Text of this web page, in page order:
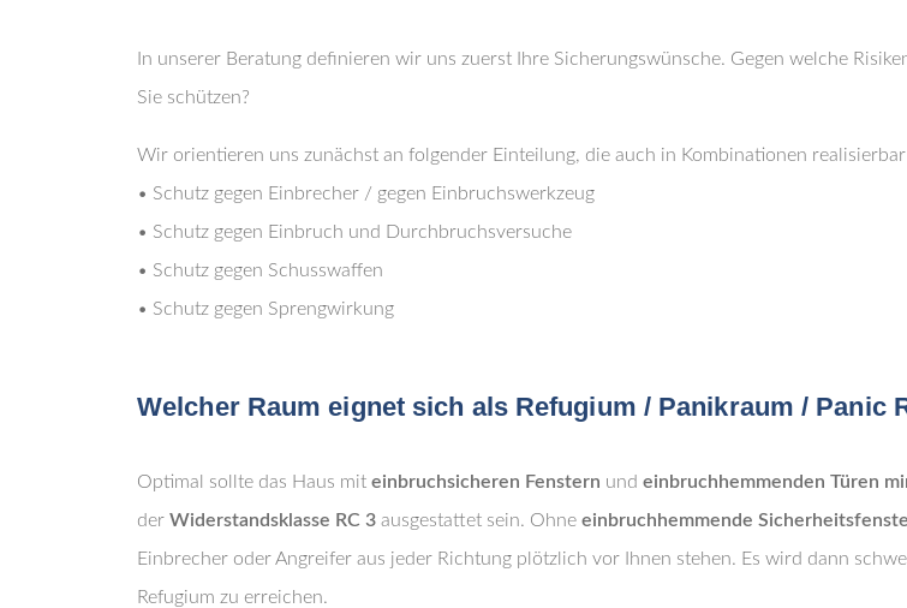
In unserer Beratung definieren wir uns zuerst Ihre Sicherungswünsche. Gegen welche
Sie schützen?
Wir orientieren uns zunächst an folgender Einteilung, die auch in Kombinationen
• Schutz gegen Einbrecher / gegen Einbruchswerkzeug
• Schutz gegen Einbruch und Durchbruchsversuche
• Schutz gegen Schusswaffen
• Schutz gegen Sprengwirkung
Welcher Raum eignet sich als Refugium / Panikraum / Panic
Optimal sollte das Haus mit einbruchsicheren Fenstern und einbruchhemmenden Türen
der Widerstandsklasse RC 3 ausgestattet sein. Ohne einbruchhemmende
Einbrecher oder Angreifer aus jeder Richtung plötzlich vor Ihnen stehen. Es wird dann
Refugium zu erreichen.